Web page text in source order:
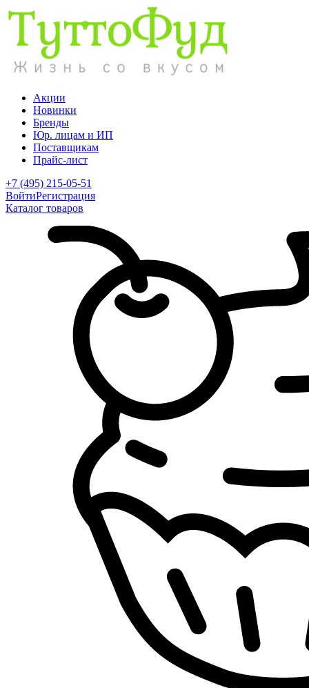
Акции
Новинки
Бренды
Юр. лицам и ИП
Поставщикам
Прайс-лист
+7 (495) 215-05-51
ВойтиРегистрация
Каталог товаров